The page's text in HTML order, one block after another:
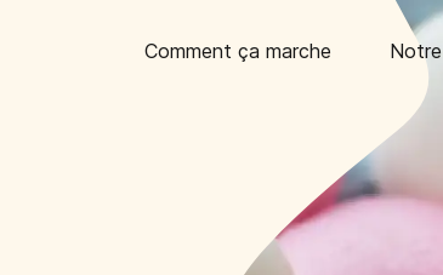
Comment ça marche